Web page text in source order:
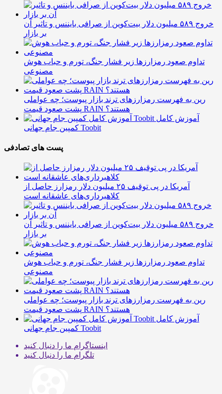
خروج ۵۸۹ میلیون دلار بیت‌کوین از صرافی بایننس و تاثیر آن
بر بازار
تداوم صعود رمزارزها زیر فشار جنگ، تورم و حباب هوش
مصنوعی
رین به فهرست رمزارزهای ترند بازار پیوست؛ چه عواملی
پشت صعود قیمت RAIN هستند؟
آموزش کامل
کمپین جام جهانی Toobit
پست های تصادفی
آمریکا در پی توقیف ۲۵ میلیون دلار رمزارز حاصل از
کلاهبرداری‌های عاشقانه است
خروج ۵۸۹ میلیون دلار بیت‌کوین از صرافی بایننس و تاثیر آن
بر بازار
تداوم صعود رمزارزها زیر فشار جنگ، تورم و حباب هوش
مصنوعی
رین به فهرست رمزارزهای ترند بازار پیوست؛ چه عواملی
پشت صعود قیمت RAIN هستند؟
آموزش کامل
کمپین جام جهانی Toobit
اینستاگرام ما را دنبال کنید
تلگرام ما را دنبال کنید